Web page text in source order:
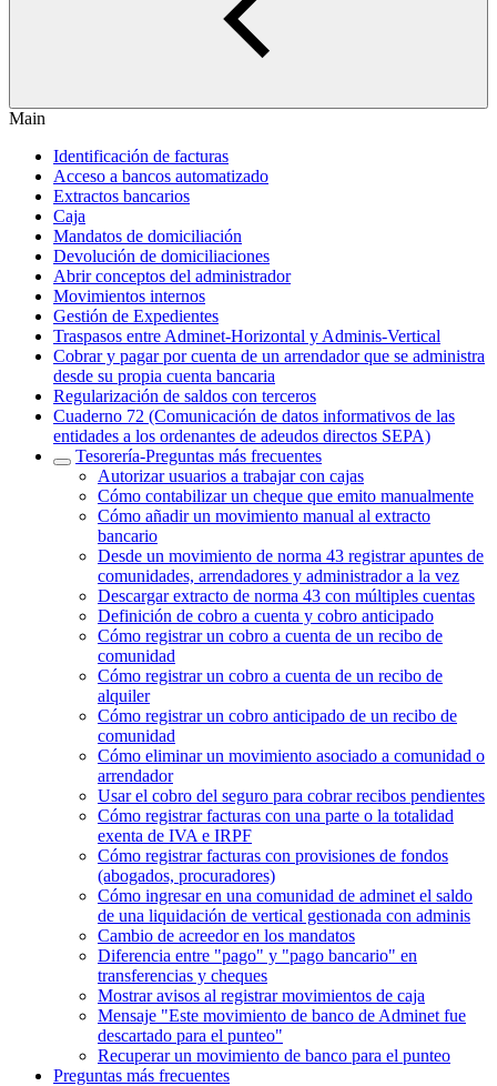
Main
Identificación de facturas
Acceso a bancos automatizado
Extractos bancarios
Caja
Mandatos de domiciliación
Devolución de domiciliaciones
Abrir conceptos del administrador
Movimientos internos
Gestión de Expedientes
Traspasos entre Adminet-Horizontal y Adminis-Vertical
Cobrar y pagar por cuenta de un arrendador que se administra
desde su propia cuenta bancaria
Regularización de saldos con terceros
Cuaderno 72 (Comunicación de datos informativos de las
entidades a los ordenantes de adeudos directos SEPA)
Tesorería‎-‎Preguntas más frecuentes‎
Autorizar usuarios a trabajar con cajas
Cómo contabilizar un cheque que emito manualmente
Cómo añadir un movimiento manual al extracto
bancario
Desde un movimiento de norma 43 registrar apuntes de
comunidades, arrendadores y administrador a la vez
Descargar extracto de norma 43 con múltiples cuentas
Definición de cobro a cuenta y cobro anticipado
Cómo registrar un cobro a cuenta de un recibo de
comunidad
Cómo registrar un cobro a cuenta de un recibo de
alquiler
Cómo registrar un cobro anticipado de un recibo de
comunidad
Cómo eliminar un movimiento asociado a comunidad o
arrendador
Usar el cobro del seguro para cobrar recibos pendientes
Cómo registrar facturas con una parte o la totalidad
exenta de IVA e IRPF
Cómo registrar facturas con provisiones de fondos
(abogados, procuradores)
Cómo ingresar en una comunidad de adminet el saldo
de una liquidación de vertical gestionada con adminis
Cambio de acreedor en los mandatos
Diferencia entre "pago" y "pago bancario" en
transferencias y cheques
Mostrar avisos al registrar movimientos de caja
Mensaje "Este movimiento de banco de Adminet fue
descartado para el punteo"
Recuperar un movimiento de banco para el punteo
Preguntas más frecuentes